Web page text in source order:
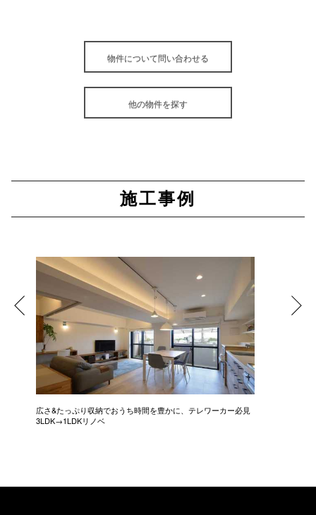
物件について問い合わせる
他の物件を探す
施工事例
広さ&たっぷり収納でおうち時間を豊かに、テレワーカー必見
3LDK→1LDKリノベ